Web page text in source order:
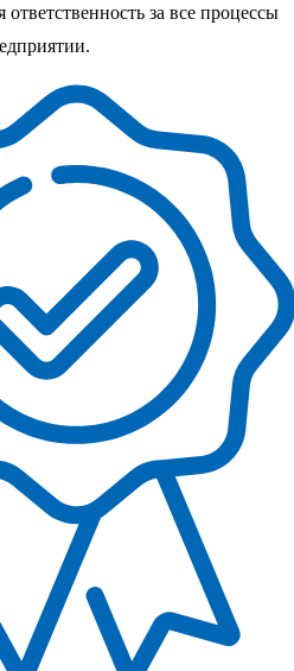
ответственность за все процессы